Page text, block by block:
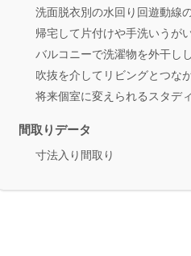
洗面脱衣別の水回り回遊動線
帰宅して片付けや手洗いうが
バルコニーで洗濯物を外干し
吹抜を介してリビングとつな
将来個室に変えられるスタデ
間取りデータ
寸法入り間取り